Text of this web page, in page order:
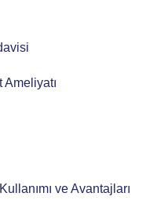
ve Avantajları